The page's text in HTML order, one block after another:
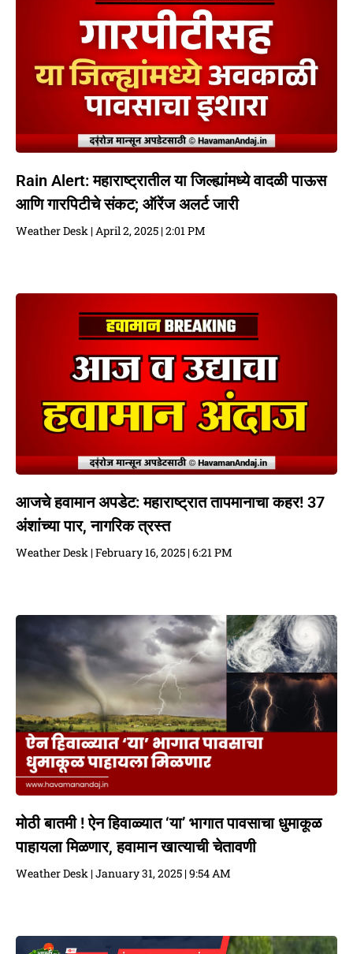
Rain Alert: महाराष्ट्रातील या जिल्ह्यांमध्ये वादळी पाऊस
आणि गारपिटीचे संकट; ऑरेंज अलर्ट जारी
Weather Desk April 2, 2025 2:01 PM
आजचे हवामान अपडेट: महाराष्ट्रात तापमानाचा कहर! 37
अंशांच्या पार, नागरिक त्रस्त
Weather Desk February 16, 2025 6:21 PM
मोठी बातमी ! ऐन हिवाळ्यात ‘या’ भागात पावसाचा धुमाकूळ
पाहायला मिळणार, हवामान खात्याची चेतावणी
Weather Desk January 31, 2025 9:54 AM